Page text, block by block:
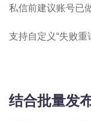
私信前建议账号已
支持自定义“失败
结合批量发